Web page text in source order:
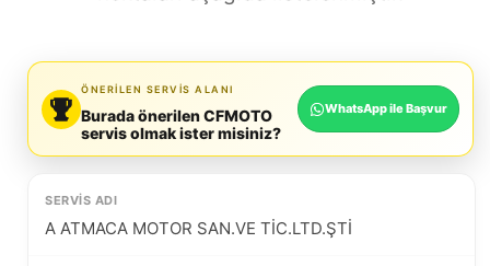
ÖNERILEN SERVIS ALANI
Burada önerilen CFMOTO
servis olmak ister misiniz?
WhatsApp ile Başvur
A ATMACA MOTOR SAN.VE TİC.LTD.ŞTİ